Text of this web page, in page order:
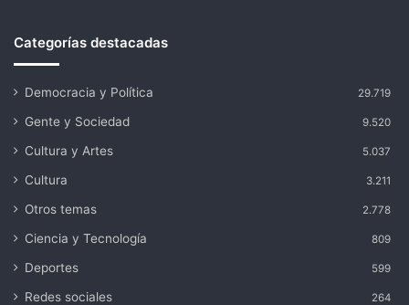
Categorías destacadas
Democracia y Política 29.719
Gente y Sociedad 9.520
Cultura y Artes 5.037
Cultura 3.211
Otros temas 2.778
Ciencia y Tecnología 809
Deportes 599
Redes sociales 264